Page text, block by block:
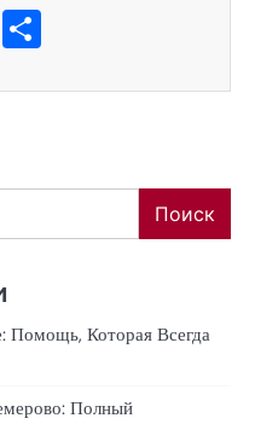
Odnoklassniki
Поиск
Помощь, Которая Всегда
Полный